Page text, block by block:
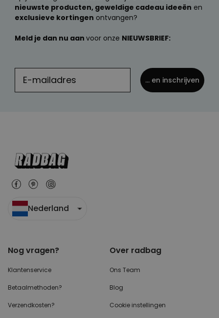
nieuwste producten, geweldige cadeau ideeënen
exclusieve kortingenontvangen?
Meld je dan nu aanvoor onzeNIEUWSBRIEF:
... en inschrijven
Nederland
Nog vragen?
Klantenservice
Betaalmethoden?
Verzendkosten?
Over radbag
Ons Team
Blog
Cookie instellingen